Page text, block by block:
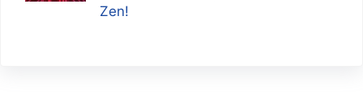
Zen!